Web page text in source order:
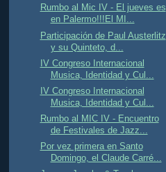
Rumbo al Mic IV - El jueves es
en Palermo!!!El MI...
Participación de Paul Austerlitz
y su Quinteto, d...
IV Congreso Internacional
Musica, Identidad y Cul...
IV Congreso Internacional
Musica, Identidad y Cul...
Rumbo al MIC IV - Encuentro
de Festivales de Jazz...
Por vez primera en Santo
Domingo, el Claude Carré...